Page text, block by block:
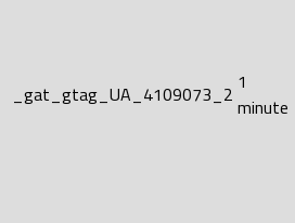
_gat_gtag_UA_4109073_2 1
minute